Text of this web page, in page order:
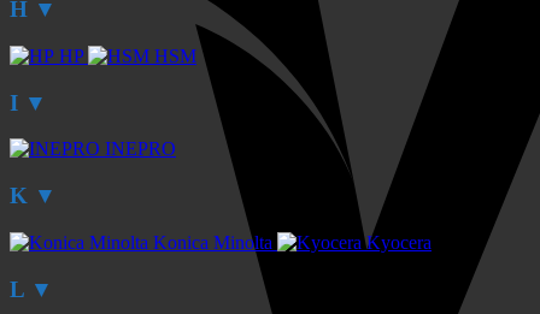
H ▼
HP HSM
I ▼
INEPRO
K ▼
Konica Minolta Kyocera
L ▼